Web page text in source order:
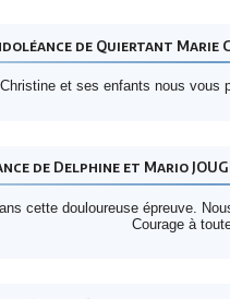
de Quiertant Marie
et ses enfants nous
de Delphine et Mario
cette douloureuse épreuve.
Courage à